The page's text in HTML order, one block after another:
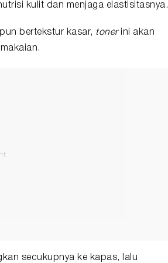
kulit dan menjaga elastisitasnya.
bertekstur kasar, tonerini akan
secukupnya ke kapas, lalu